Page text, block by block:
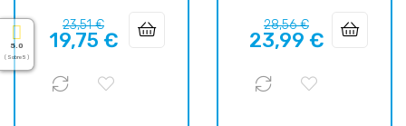
Precio
regular
23,51 €Precio
19,75 €
Precio
regular
28,56 €Precio
23,99 €
5.0
( Sobre 5 )